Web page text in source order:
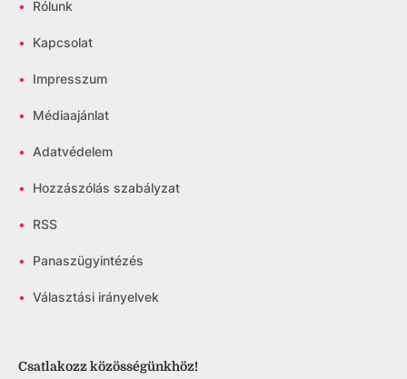
• Rólunk
• Kapcsolat
• Impresszum
• Médiaajánlat
• Adatvédelem
• Hozzászólás szabályzat
• RSS
• Panaszügyintézés
• Választási irányelvek
Csatlakozz közösségünkhöz!